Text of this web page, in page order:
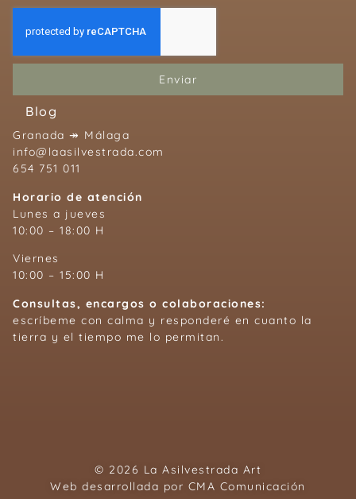
Enviar
Blog
Granada ↠ Málaga
info@laasilvestrada.com
654 751 011
Horario de atención
Lunes a jueves
10:00 – 18:00 H
Viernes
10:00 – 15:00 H
Consultas, encargos o colaboraciones:
escríbeme con calma y responderé en cuanto la
tierra y el tiempo me lo permitan.
© 2026 La Asilvestrada Art
Web desarrollada por CMA Comunicación